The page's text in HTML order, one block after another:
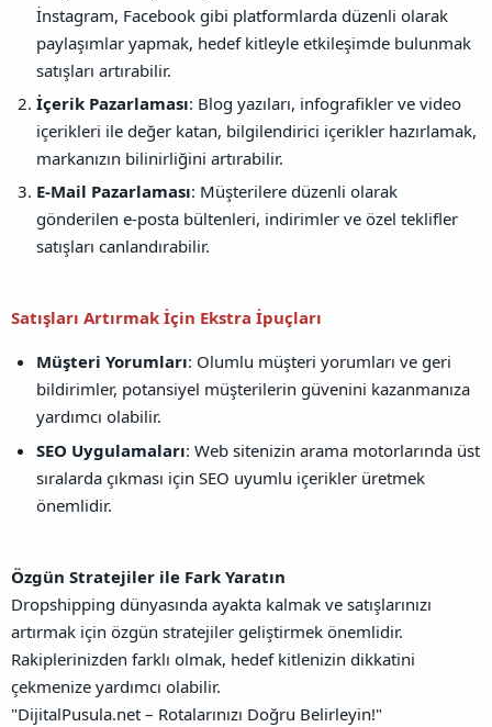
İnstagram, Facebook gibi platformlarda düzenli olarak
paylaşımlar yapmak, hedef kitleyle etkileşimde bulunmak
satışları artırabilir.
İçerik Pazarlaması: Blog yazıları, infografikler ve video
içerikleri ile değer katan, bilgilendirici içerikler hazırlamak,
markanızın bilinirliğini artırabilir.
E-Mail Pazarlaması: Müşterilere düzenli olarak
gönderilen e-posta bültenleri, indirimler ve özel teklifler
satışları canlandırabilir.
Satışları Artırmak İçin Ekstra İpuçları
Müşteri Yorumları: Olumlu müşteri yorumları ve geri
bildirimler, potansiyel müşterilerin güvenini kazanmanıza
yardımcı olabilir.
SEO Uygulamaları: Web sitenizin arama motorlarında üst
sıralarda çıkması için SEO uyumlu içerikler üretmek
önemlidir.
Özgün Stratejiler ile Fark Yaratın
Dropshipping dünyasında ayakta kalmak ve satışlarınızı
artırmak için özgün stratejiler geliştirmek önemlidir.
Rakiplerinizden farklı olmak, hedef kitlenizin dikkatini
çekmenize yardımcı olabilir.
"DijitalPusula.net – Rotalarınızı Doğru Belirleyin!"